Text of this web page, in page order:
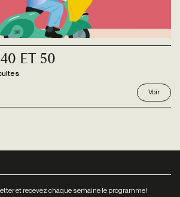
et 50
Voir
et recevez chaque semaine le programme!